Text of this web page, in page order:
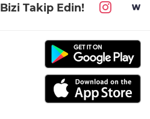
Bizi Takip Edin!